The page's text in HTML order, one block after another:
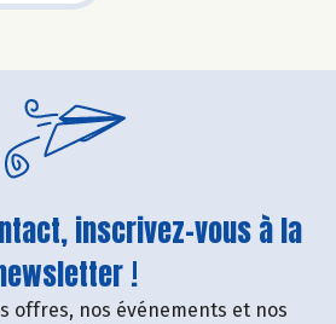
inscrivez-vous à la
!
offres, nos événements et nos